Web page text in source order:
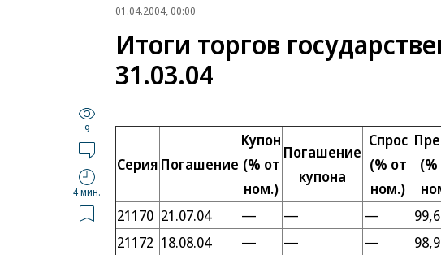
01.04.2004, 00:00
Итоги торгов
31.03.04
9
4 мин.
Серия Погашение
Купон
(% от
ном.)
Погашение
купона
Спрос
(% от
ном.)
(%
21170 21.07.04 — — —
21172 18.08.04 — — —